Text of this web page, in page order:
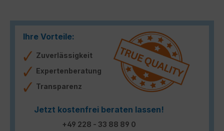
Ihre Vorteile:
Zuverlässigkeit
Expertenberatung
Transparenz
Jetzt kostenfrei beraten lassen!
+49 228 - 33 88 89 0